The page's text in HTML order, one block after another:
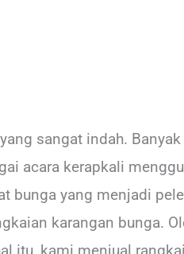
sangat indah.
acara kerapkali
bunga yang menjadi
karangan bunga.
itu, kami menjual